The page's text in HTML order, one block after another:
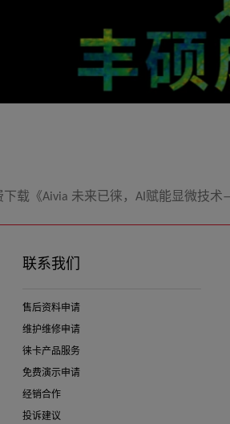
下载《Aivia 未来已徕，AI赋能显微技
联系我们
售后资料申请
维护维修申请
徕卡产品服务
免费演示申请
经销合作
投诉建议